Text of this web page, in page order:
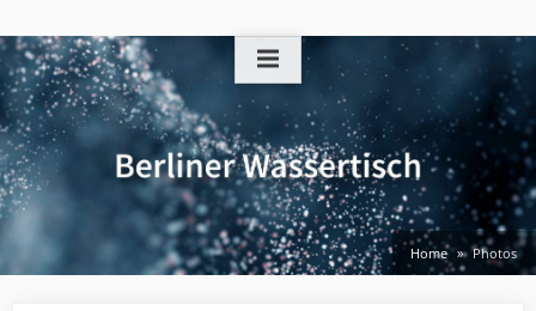
to
content
Home Photos